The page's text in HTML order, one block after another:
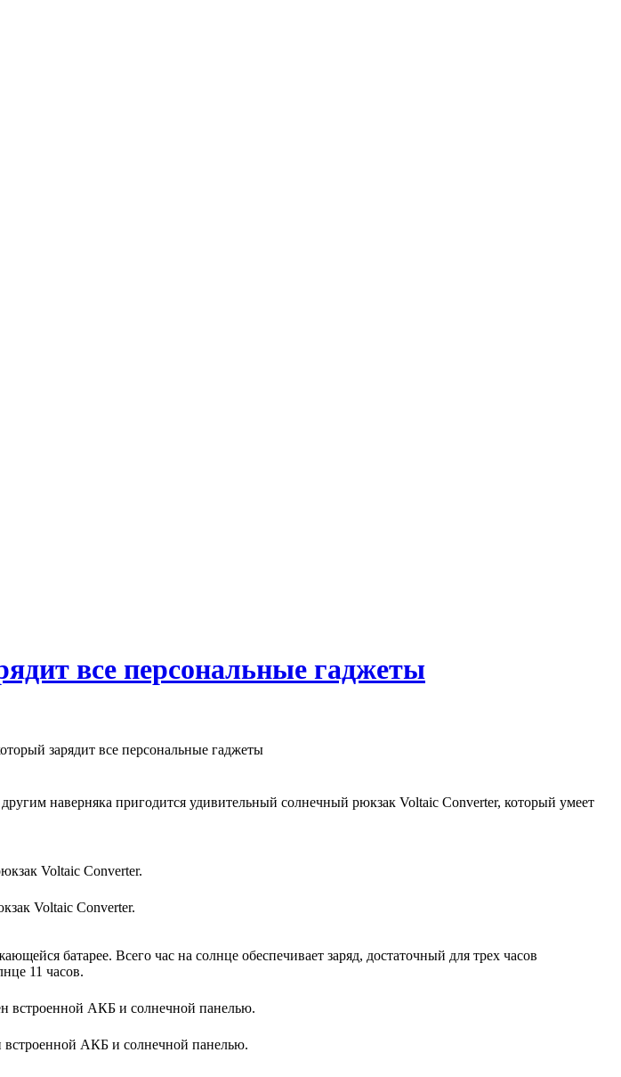
все персональные гаджеты
наверняка пригодится удивительный солнечный рюкзак Voltaic Converter, который умеет
Voltaic Converter.
батарее. Всего час на солнце обеспечивает заряд, достаточный для трех часов
11 часов.
встроенной АКБ и солнечной панелью.